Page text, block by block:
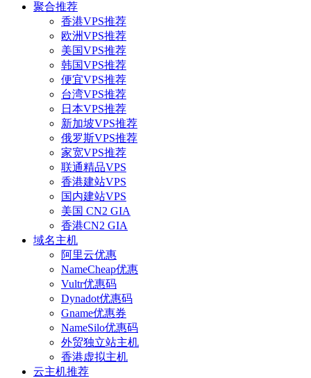
聚合推荐
香港VPS推荐
欧洲VPS推荐
美国VPS推荐
韩国VPS推荐
便宜VPS推荐
台湾VPS推荐
日本VPS推荐
新加坡VPS推荐
俄罗斯VPS推荐
家宽VPS推荐
联通精品VPS
香港建站VPS
国内建站VPS
美国 CN2 GIA
香港CN2 GIA
域名主机
阿里云优惠
NameCheap优惠
Vultr优惠码
Dynadot优惠码
Gname优惠券
NameSilo优惠码
外贸独立站主机
香港虚拟主机
云主机推荐